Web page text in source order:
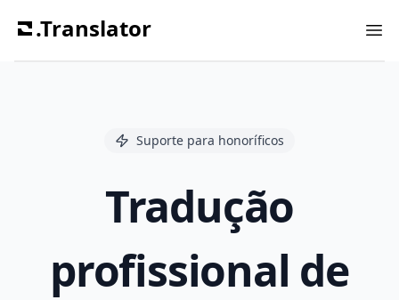
.Translator
Suporte para honoríficos
Tradução
profissional de